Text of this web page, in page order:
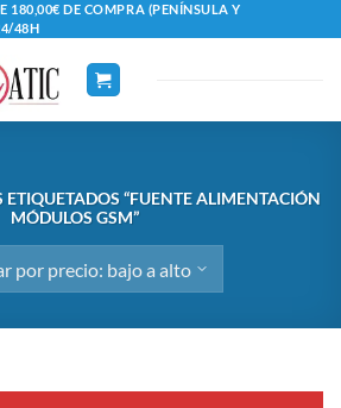
180,00€ DE COMPRA (PENÍNSULA Y
48H
ETIQUETADOS “FUENTE ALIMENTACIÓN
MÓDULOS GSM”